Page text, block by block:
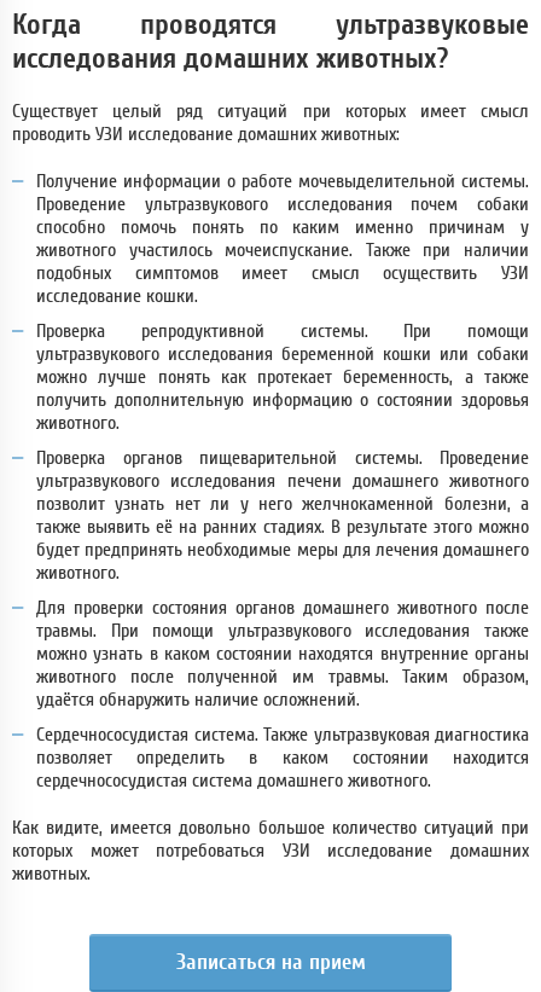
Когда проводятся ультразвуковые
исследования домашних животных?
Существует целый ряд ситуаций при которых имеет смысл
проводить УЗИ исследование домашних животных:
Получение информации о работе мочевыделительной системы.
Проведение ультразвукового исследования почем собаки
способно помочь понять по каким именно причинам у
животного участилось мочеиспускание. Также при наличии
подобных симптомов имеет смысл осуществить УЗИ
исследование кошки.
Проверка репродуктивной системы. При помощи
ультразвукового исследования беременной кошки или собаки
можно лучше понять как протекает беременность, а также
получить дополнительную информацию о состоянии здоровья
животного.
Проверка органов пищеварительной системы. Проведение
ультразвукового исследования печени домашнего животного
позволит узнать нет ли у него желчнокаменной болезни, а
также выявить её на ранних стадиях. В результате этого можно
будет предпринять необходимые меры для лечения домашнего
животного.
Для проверки состояния органов домашнего животного после
травмы. При помощи ультразвукового исследования также
можно узнать в каком состоянии находятся внутренние органы
животного после полученной им травмы. Таким образом,
удаётся обнаружить наличие осложнений.
Сердечнососудистая система. Также ультразвуковая диагностика
позволяет определить в каком состоянии находится
сердечнососудистая система домашнего животного.
Как видите, имеется довольно большое количество ситуаций при
которых может потребоваться УЗИ исследование домашних
животных.
Записаться на прием